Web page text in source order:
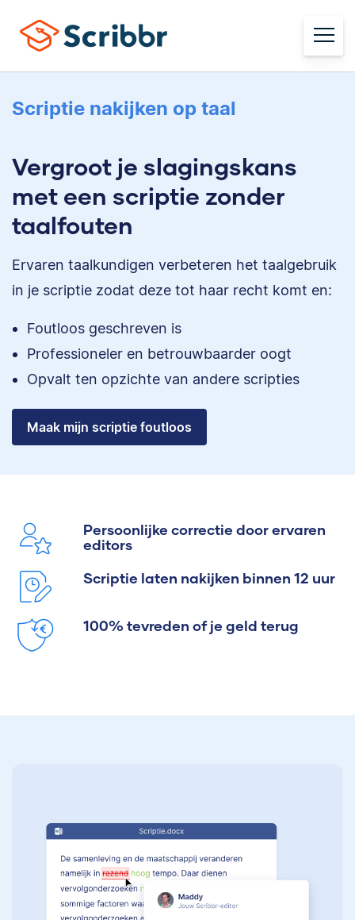
Scriptie nakijken op taal
Vergroot je slagingskans
met een scriptie zonder
taalfouten
Ervaren taalkundigen verbeteren het taalgebruik
in je scriptie zodat deze tot haar recht komt en:
Foutloos geschreven is
Professioneler en betrouwbaarder oogt
Opvalt ten opzichte van andere scripties
Maak mijn scriptie foutloos
Persoonlijke correctie door ervaren
editors
Scriptie laten nakijken binnen 12 uur
100% tevreden of je geld terug